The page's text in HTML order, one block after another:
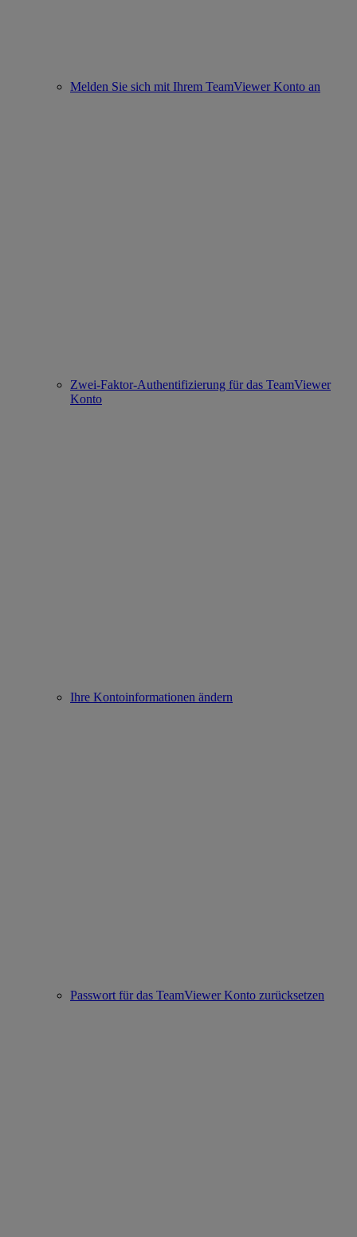
Melden Sie sich mit Ihrem TeamViewer Konto an
Zwei-Faktor-Authentifizierung für das TeamViewer
Konto
Ihre Kontoinformationen ändern
Passwort für das TeamViewer Konto zurücksetzen